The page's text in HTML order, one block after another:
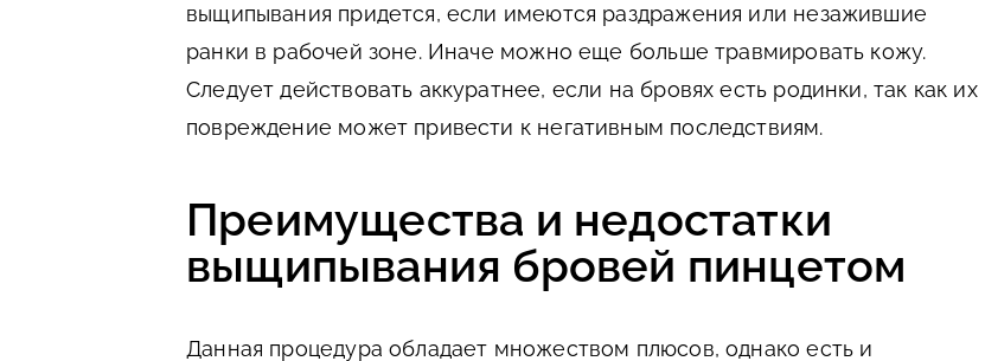
выщипывания придется, если имеются раздражения или незажившие
ранки в рабочей зоне. Иначе можно еще больше травмировать кожу.
Следует действовать аккуратнее, если на бровях есть родинки, так как их
повреждение может привести к негативным последствиям.
Преимущества и недостатки
выщипывания бровей пинцетом
Данная процедура обладает множеством плюсов, однако есть и